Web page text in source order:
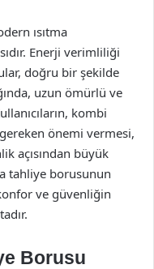
ısıtma
Enerji verimliliği
doğru bir şekilde
uzun ömürlü ve
kombi
önemi vermesi,
açısından büyük
tahliye borusunun
ve güvenliğin
Borusu